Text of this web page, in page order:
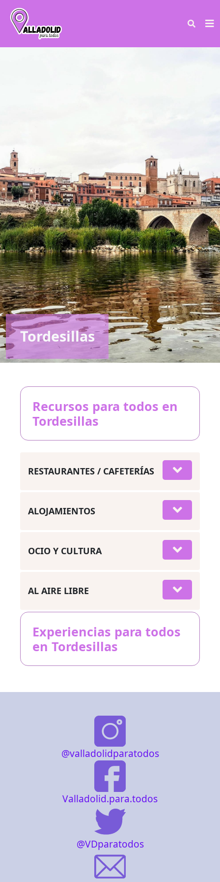
Tordesillas
Recursos para todos en
Tordesillas
RESTAURANTES / CAFETERÍAS
ALOJAMIENTOS
OCIO Y CULTURA
AL AIRE LIBRE
Experiencias para todos
en Tordesillas
@valladolidparatodos
Valladolid.para.todos
@VDparatodos